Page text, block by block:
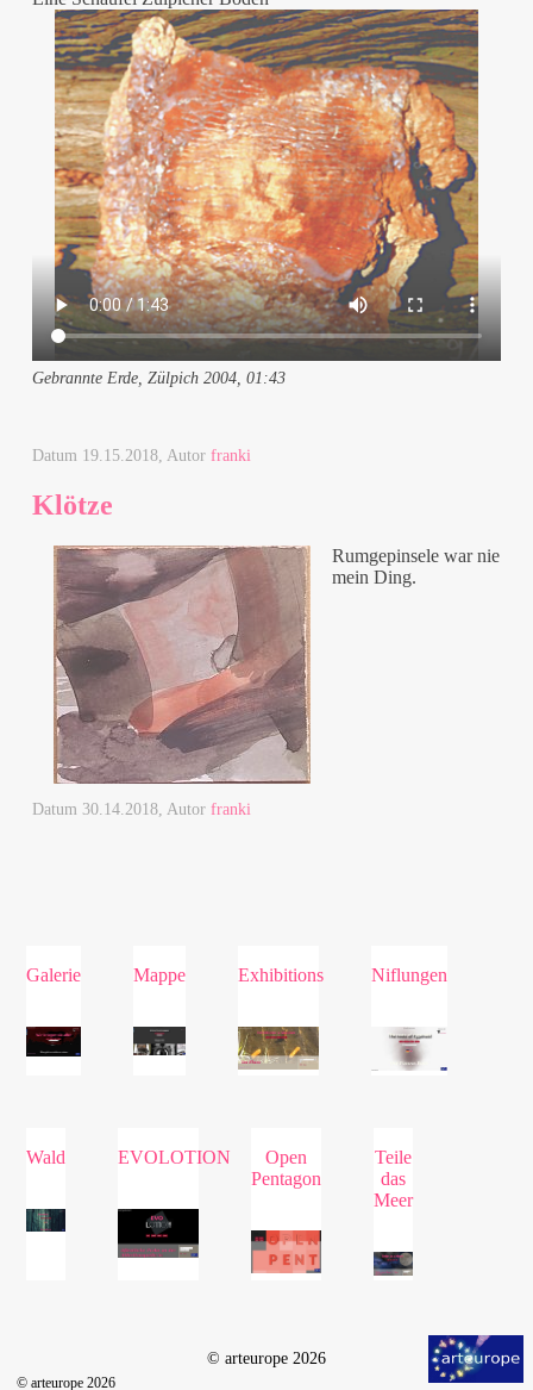
Gebrannte Erde, Zülpich 2004, 01:43
Datum 19.15.2018, Autorfranki
Klötze
Rumgepinsele war nie
mein Ding.
Datum30.14.2018 , Autorfranki
Galerie Mappe Exhibitions Niflungen
Wald EVOLOTION
Open
Pentagon
Teile
das
Meer
© arteurope 2026
© arteurope 2026